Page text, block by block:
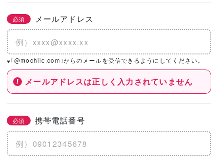
必須 メールアドレス
※｢@mochiie.com｣からのメールを受信できるようにしてください。
メールアドレスは正しく入力されていません
必須 携帯電話番号